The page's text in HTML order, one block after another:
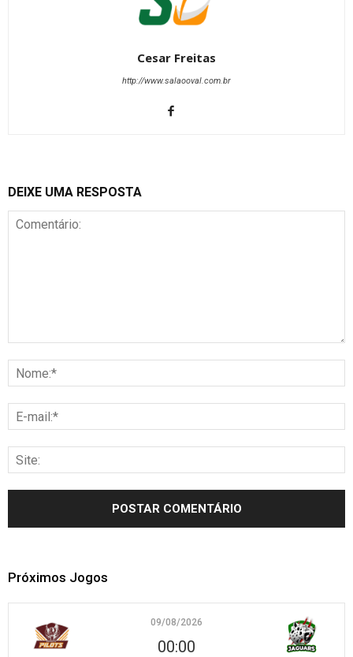
Cesar Freitas
http://www.salaooval.com.br
DEIXE UMA RESPOSTA
Próximos Jogos
09/08/2026
00:00